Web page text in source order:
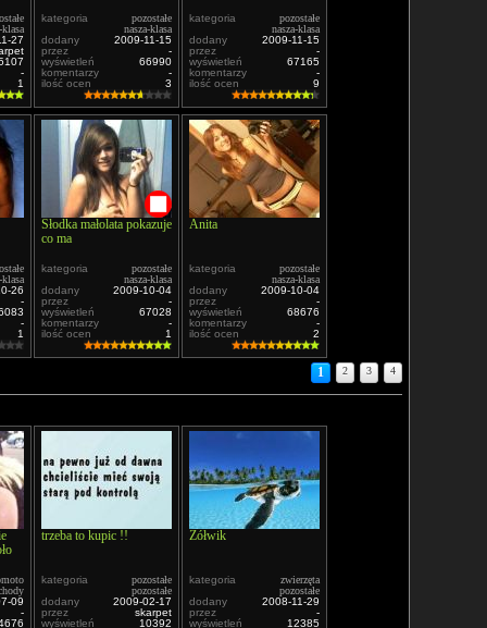
klasa
27
-
1
kategoria
pozostałe
nasza-klasa
dodany
2009-11-15
przez
-
wyświetleń
66990
komentarzy
-
ilość ocen
3
kategoria
pozostałe
nasza-klasa
dodany
2009-11-15
przez
-
wyświetleń
67165
komentarzy
-
ilość ocen
9
klasa
26
-
-
1
Słodka małolata pokazuje
co ma
kategoria
pozostałe
nasza-klasa
dodany
2009-10-04
przez
-
wyświetleń
67028
komentarzy
-
ilość ocen
1
Anita
kategoria
pozostałe
nasza-klasa
dodany
2009-10-04
przez
-
wyświetleń
68676
komentarzy
-
ilość ocen
2
1 2 3 4
09
-
trzeba to kupic !!
kategoria
pozostałe
pozostałe
dodany
2009-02-17
przez
skarpet
wyświetleń
10392
Żółwik
kategoria
zwierzęta
pozostałe
dodany
2008-11-29
przez
-
wyświetleń
12385